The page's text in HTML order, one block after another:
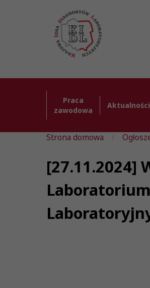
Praca
zawodowa
Aktualności
Strona domowa
[27.11.2024]